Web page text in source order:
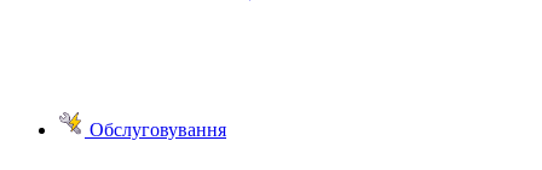
Обслуговування